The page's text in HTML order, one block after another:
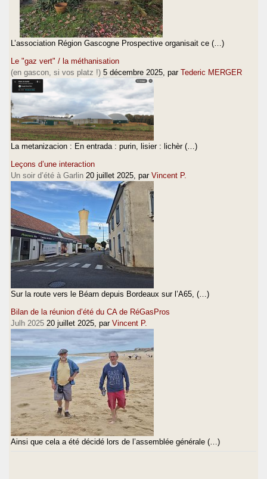
L’association Région Gascogne Prospective organisait ce (…)
Le "gaz vert" / la méthanisation
(en gascon, si vos platz !) 5 décembre 2025 , par Tederic MERGER
La metanizacion : En entrada : purin, lisier : lichèr (…)
Leçons d’une interaction
Un soir d’été à Garlin 20 juillet 2025 , par Vincent P.
Sur la route vers le Béarn depuis Bordeaux sur l’A65, (…)
Bilan de la réunion d’été du CA de RéGasPros
Julh 2025 20 juillet 2025 , par Vincent P.
Ainsi que cela a été décidé lors de l’assemblée générale (…)